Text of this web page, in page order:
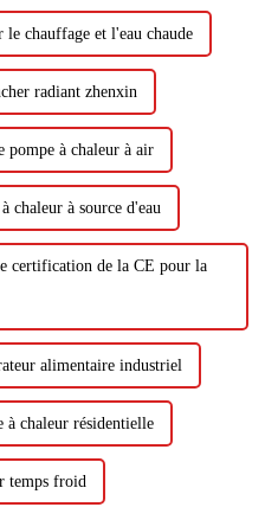
chauffage et l'eau chaude
radiant zhenxin
pompe à chaleur à air
chaleur à source d'eau
certification de la CE pour la
alimentaire industriel
à chaleur résidentielle
temps froid